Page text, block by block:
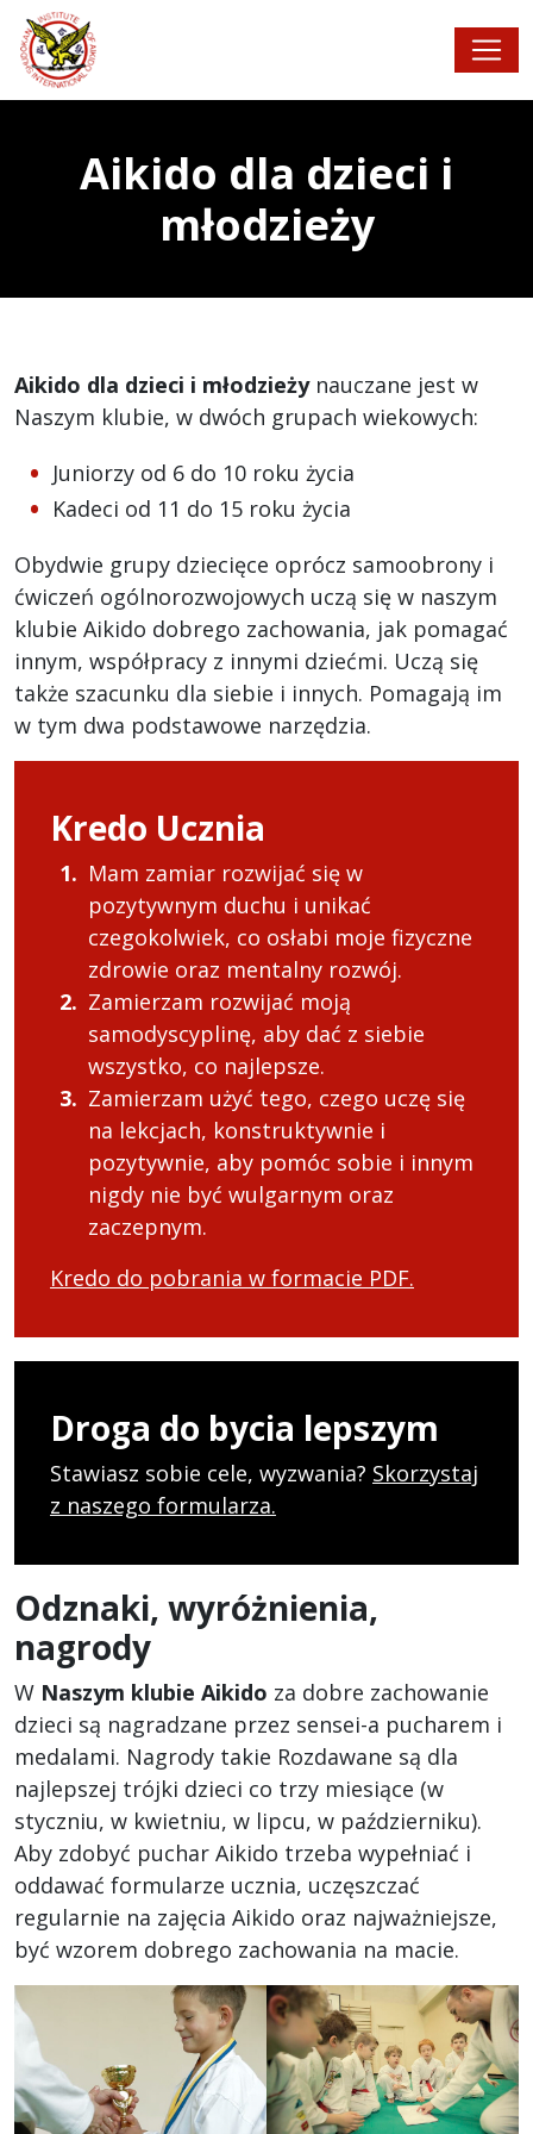
Aikido dla dzieci i
młodzieży
Aikido dla dzieci i młodzieży nauczane jest w
Naszym klubie, w dwóch grupach wiekowych:
Juniorzy od 6 do 10 roku życia
Kadeci od 11 do 15 roku życia
Obydwie grupy dziecięce oprócz samoobrony i
ćwiczeń ogólnorozwojowych uczą się w naszym
klubie Aikido dobrego zachowania, jak pomagać
innym, współpracy z innymi dziećmi. Uczą się
także szacunku dla siebie i innych. Pomagają im
w tym dwa podstawowe narzędzia.
Kredo Ucznia
Mam zamiar rozwijać się w
pozytywnym duchu i unikać
czegokolwiek, co osłabi moje fizyczne
zdrowie oraz mentalny rozwój.
Zamierzam rozwijać moją
samodyscyplinę, aby dać z siebie
wszystko, co najlepsze.
Zamierzam użyć tego, czego uczę się
na lekcjach, konstruktywnie i
pozytywnie, aby pomóc sobie i innym
nigdy nie być wulgarnym oraz
zaczepnym.
Kredo do pobrania w formacie PDF.
Droga do bycia lepszym
Stawiasz sobie cele, wyzwania? Skorzystaj
z naszego formularza.
Odznaki, wyróżnienia,
nagrody
W Naszym klubie Aikido za dobre zachowanie
dzieci są nagradzane przez sensei-a pucharem i
medalami. Nagrody takie Rozdawane są dla
najlepszej trójki dzieci co trzy miesiące (w
styczniu, w kwietniu, w lipcu, w październiku).
Aby zdobyć puchar Aikido trzeba wypełniać i
oddawać formularze ucznia, uczęszczać
regularnie na zajęcia Aikido oraz najważniejsze,
być wzorem dobrego zachowania na macie.